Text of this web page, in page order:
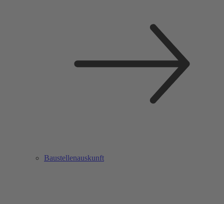
Baustellenauskunft